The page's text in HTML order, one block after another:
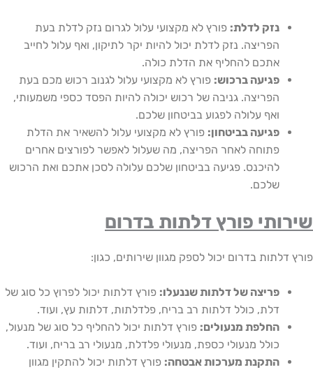
נזק לדלת:פורץ לא מקצועי עלול לגרום נזק לדלת בעת
הפריצה. נזק לדלת יכול להיות יקר לתיקון, ואף עלול לחייב
אתכם להחליף את הדלת כולה.
פגיעה ברכוש:פורץ לא מקצועי עלול לגנוב רכוש מכם בעת
הפריצה. גניבה של רכוש יכולה להיות הפסד כספי משמעותי,
ואף עלולה לפגוע בביטחון שלכם.
פגיעה בביטחון:פורץ לא מקצועי עלול להשאיר את הדלת
פתוחה לאחר הפריצה, מה שעלול לאפשר לפורצים אחרים
להיכנס. פגיעה בביטחון שלכם עלולה לסכן אתכם ואת הרכוש
שלכם.
פורץ דלתות בדרום
בדרום יכול לספק מגוון שירותים, כגון:
פריצה של דלתות שננעלו:פורץ דלתות יכול לפרוץ כל סוג של
דלת, כולל דלתות רב בריח, פלדלתות, דלתות עץ, ועוד.
החלפת מנעולים:פורץ דלתות יכול להחליף כל סוג של מנעול,
כולל מנעולי כספת, מנעולי פלדלת, מנעולי רב בריח, ועוד.
התקנת מערכות אבטחה:פורץ דלתות יכול להתקין מגוון